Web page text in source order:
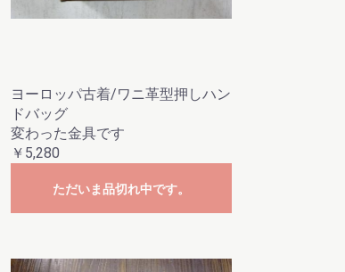
ヨーロッパ古着/ワニ革型押しハン
ドバッグ
変わった金具です
￥5,280
ただいま品切れ中です。